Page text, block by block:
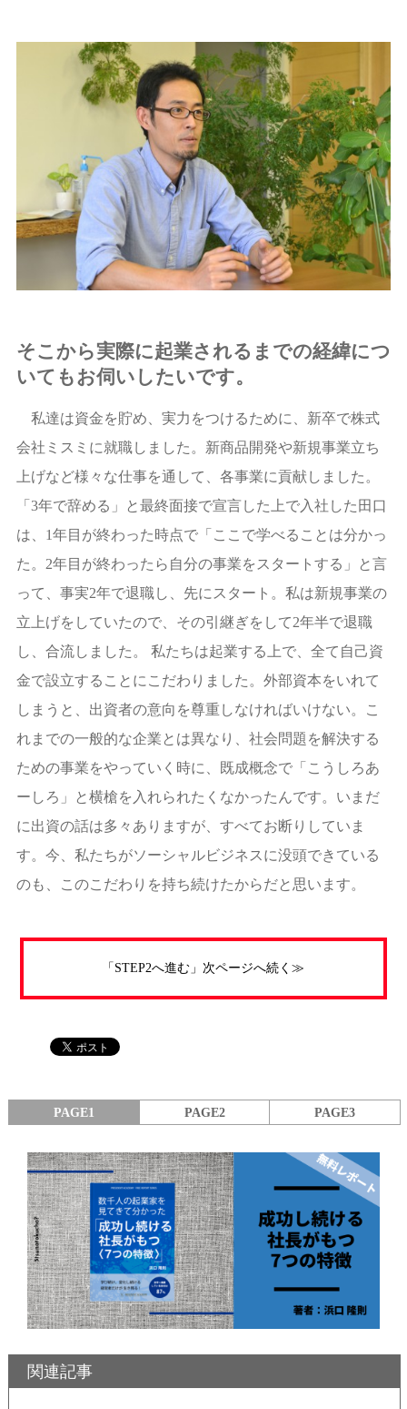
そこから実際に起業されるまでの経緯につ
いてもお伺いしたいです。
私達は資金を貯め、実力をつけるために、新卒で株式
会社ミスミに就職しました。新商品開発や新規事業立ち
上げなど様々な仕事を通して、各事業に貢献しました。
「3年で辞める」と最終面接で宣言した上で入社した田口
は、1年目が終わった時点で「ここで学べることは分かっ
た。2年目が終わったら自分の事業をスタートする」と言
って、事実2年で退職し、先にスタート。私は新規事業の
立上げをしていたので、その引継ぎをして2年半で退職
し、合流しました。 私たちは起業する上で、全て自己資
金で設立することにこだわりました。外部資本をいれて
しまうと、出資者の意向を尊重しなければいけない。こ
れまでの一般的な企業とは異なり、社会問題を解決する
ための事業をやっていく時に、既成概念で「こうしろあ
ーしろ」と横槍を入れられたくなかったんです。いまだ
に出資の話は多々ありますが、すべてお断りしていま
す。今、私たちがソーシャルビジネスに没頭できている
のも、このこだわりを持ち続けたからだと思います。
「STEP2へ進む」次ページへ続く≫
PAGE1 PAGE2 PAGE3
関連記事